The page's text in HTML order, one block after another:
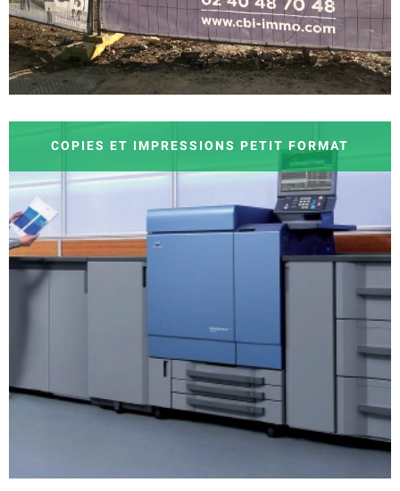
COPIES ET IMPRESSIONS PETIT FORMAT